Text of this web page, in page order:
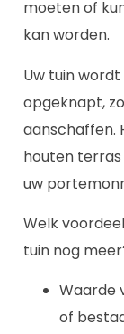
moeten of
kan worden.
Uw tuin
opgeknapt,
aanschaffen.
houten
uw
Welk
tuin nog
Waarde
of